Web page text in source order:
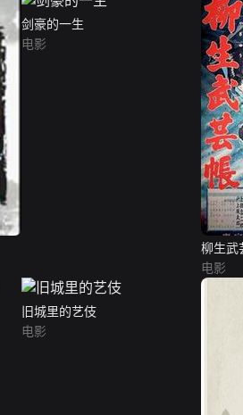
剑豪的一生
电影
柳生武
电影
旧城里的艺伎
电影